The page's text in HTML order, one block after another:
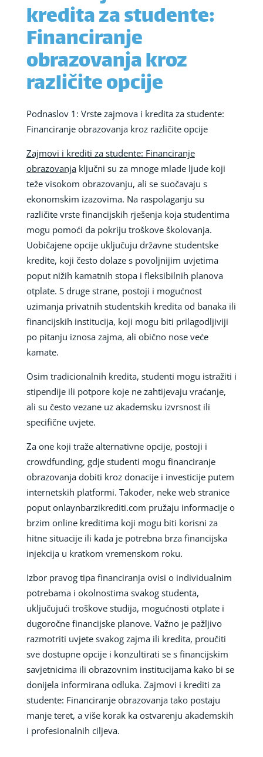
kredita za studente:
Financiranje
obrazovanja kroz
različite opcije
Podnaslov 1: Vrste zajmova i kredita za studente:
Financiranje obrazovanja kroz različite opcije
Zajmovi i krediti za studente: Financiranje
obrazovanjaključni su za mnoge mlade ljude koji
teže visokom obrazovanju, ali se suočavaju s
ekonomskim izazovima. Na raspolaganju su
različite vrste financijskih rješenja koja studentima
mogu pomoći da pokriju troškove školovanja.
Uobičajene opcije uključuju državne studentske
kredite, koji često dolaze s povoljnijim uvjetima
poput nižih kamatnih stopa i fleksibilnih planova
otplate. S druge strane, postoji i mogućnost
uzimanja privatnih studentskih kredita od banaka ili
financijskih institucija, koji mogu biti prilagodljiviji
po pitanju iznosa zajma, ali obično nose veće
kamate.
Osim tradicionalnih kredita, studenti mogu istražiti i
stipendije ili potpore koje ne zahtijevaju vraćanje,
ali su često vezane uz akademsku izvrsnost ili
specifične uvjete.
Za one koji traže alternativne opcije, postoji i
crowdfunding, gdje studenti mogu financiranje
obrazovanja dobiti kroz donacije i investicije putem
internetskih platformi. Također, neke web stranice
poput onlaynbarzikrediti.com pružaju informacije o
brzim online kreditima koji mogu biti korisni za
hitne situacije ili kada je potrebna brza financijska
injekcija u kratkom vremenskom roku.
Izbor pravog tipa financiranja ovisi o individualnim
potrebama i okolnostima svakog studenta,
uključujući troškove studija, mogućnosti otplate i
dugoročne financijske planove. Važno je pažljivo
razmotriti uvjete svakog zajma ili kredita, proučiti
sve dostupne opcije i konzultirati se s financijskim
savjetnicima ili obrazovnim institucijama kako bi se
donijela informirana odluka. Zajmovi i krediti za
studente: Financiranje obrazovanja tako postaju
manje teret, a više korak ka ostvarenju akademskih
i profesionalnih ciljeva.